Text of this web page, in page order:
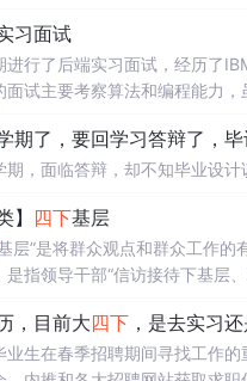
习面试
进行了后端实习面试，经历了
面试主要考察算法和编程能力
期了，要回学习答辩了，毕设做个
期，面临答辩，却不知毕业设计
】 四下基层
层”是将群众观点和群众工作的
是指领导干部“信访接待下基层
，目前大四下，是去实习还
业生在春季招聘期间寻找工作